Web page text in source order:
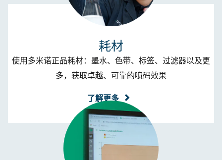
耗材​
使用多米诺正品耗材：墨水、色带、标签、过滤器以及更
多，获取卓越、可靠的喷码效果
了解更多